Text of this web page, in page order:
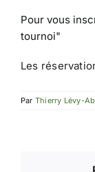
Pour vous
tournoi"
Les
Par Thierry Lévy-